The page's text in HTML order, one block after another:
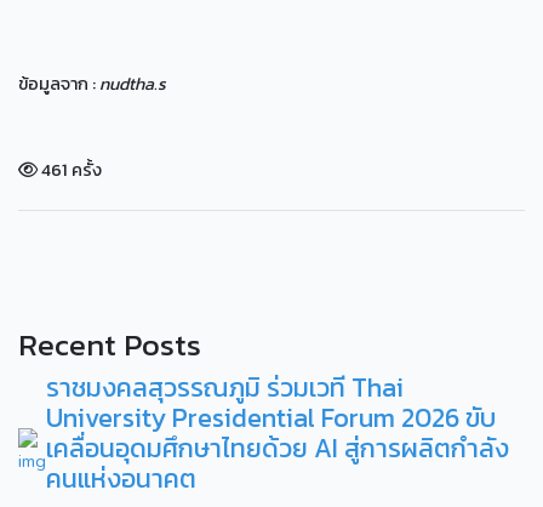
ข้อมูลจาก :nudtha.s
461 ครั้ง
Recent Posts
ราชมงคลสุวรรณภูมิ ร่วมเวที Thai
University Presidential Forum 2026 ขับ
เคลื่อนอุดมศึกษาไทยด้วย AI สู่การผลิตกำลัง
คนแห่งอนาคต